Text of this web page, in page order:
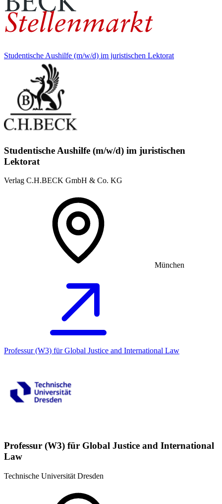
Studentische Aushilfe (m/w/d) im juristischen Lektorat
Studentische Aushilfe (m/w/d) im juristischen
Lektorat
Verlag C.H.BECK GmbH & Co. KG
München
Professur (W3) für Global Justice and International Law
Professur (W3) für Global Justice and International
Law
Technische Universität Dresden